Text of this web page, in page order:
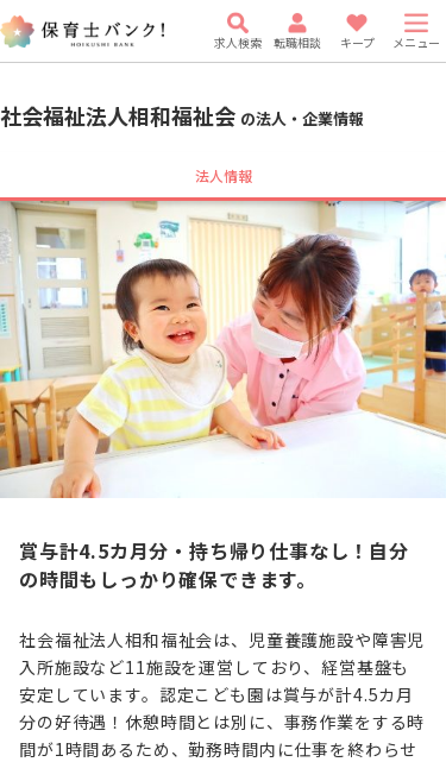
求人検索 転職相談 キープ メニュー
社会福祉法人相和福祉会 の法人・企業情報
法人情報
賞与計4.5カ月分・持ち帰り仕事なし！自分
の時間もしっかり確保できます。
社会福祉法人相和福祉会は、児童養護施設や障害児
入所施設など11施設を運営しており、経営基盤も
安定しています。認定こども園は賞与が計4.5カ月
分の好待遇！休憩時間とは別に、事務作業をする時
間が1時間あるため、勤務時間内に仕事を終わらせ